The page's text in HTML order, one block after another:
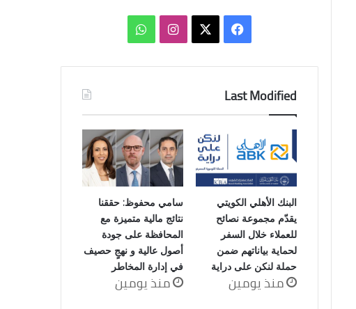
فيسبوك انستقرامواتساب
Last Modified
البنك الأهلي الكويتي
يقدّم مجموعة نصائح
للعملاء خلال السفر
لحماية بياناتهم ضمن
حملة لنكن على دراية
منذ يومين
سامي محفوظ: حققنا
نتائج مالية متميزة مع
المحافظة على جودة
أصول عالية و نهجٍ حصيف
في إدارة المخاطر
منذ يومين